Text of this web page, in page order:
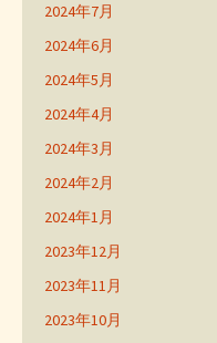
2024年7月
2024年6月
2024年5月
2024年4月
2024年3月
2024年2月
2024年1月
2023年12月
2023年11月
2023年10月